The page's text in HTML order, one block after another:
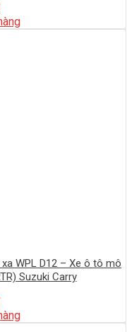
WPL D12 – Xe ô tô mô
Suzuki Carry